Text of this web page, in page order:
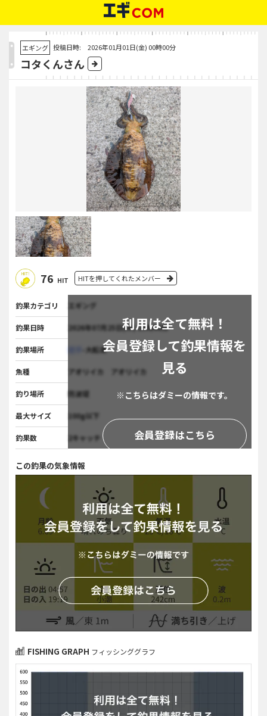
エギング 投稿日時: 2026年01月01日(金) 00時00分
コタくんさん
76 HIT HITを押してくれたメンバー
利用は全て無料！
会員登録して釣果情報を
見る
※こちらはダミーの情報です。
会員登録はこちら
釣果カテゴリ エギング
釣果日時 2026年07月25日(木) 15時08分
釣果場所 -大船渡
魚種 アオリイカ アオリイカ
釣り場所 防波堤
最大サイズ 100g以下
釣果数 2キャッチ
この釣果の気象情報
FISHING GRAPH フィッシンググラフ